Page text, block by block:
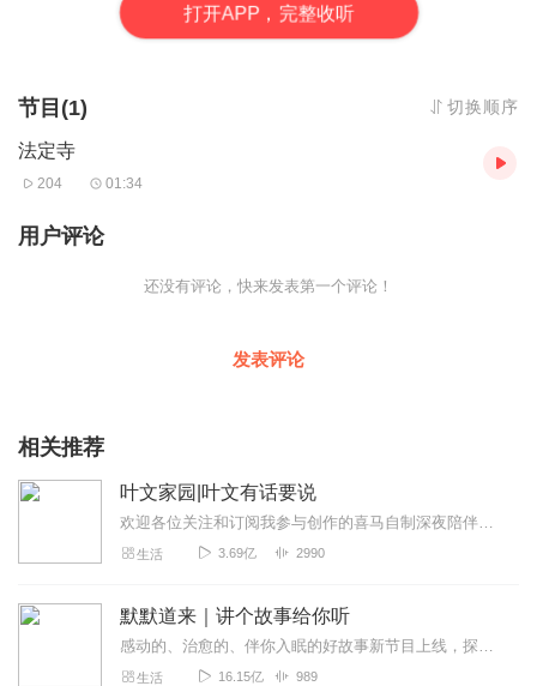
永平年间传入中国，不久后就传入了四川成都郫县地区。因此在这
里修建了郫县的第一座寺院“德净伽蓝”。那时候恰巧中国净土宗第一
代祖师慧远的弟弟慧持在避“谯纵兵乱”的时期，到这座“德净伽蓝”里
避乱。据说当时 “德净伽蓝”已更名为“中陀寺”。直到隋朝开皇四
诏时期，坐西向东，占地不多，主要由大殿、配殿、耳房等组成院
落。您一进门就是高升桥，然后是重檐重彩的钟鼓楼。 我们再来看
看大殿吧，大殿为穿斗式术结构，九踩斗拱，檐、枋等装饰富丽繁
还有历史的痕迹呢。 法定寺就先介绍到这里吧，下面您可以开始参
打开APP，完整收听
节目(1) 切换顺序
法定寺
204 01:34
用户评论
还没有评论，快来发表第一个评论！
发表评论
相关推荐
叶文家园|叶文有话要说
欢迎各位关注和订阅我参与创作的喜马自制深夜陪伴谈话栏目《听你说·百态人声》【听你说·百态人声】每晚直播连线真实人间故事|叶文现场互动中|人间冷暖，抱团取暖每周...
生活 3.69亿 2990
默默道来｜讲个故事给你听
感动的、治愈的、伴你入眠的好故事新节目上线，探索现实世界的无尽魅力，追求对生活的真实记录《听见人间真相》（点击名称，直达专辑）网易人间故事集持续更新中，邀您关注...
生活 16.15亿 989